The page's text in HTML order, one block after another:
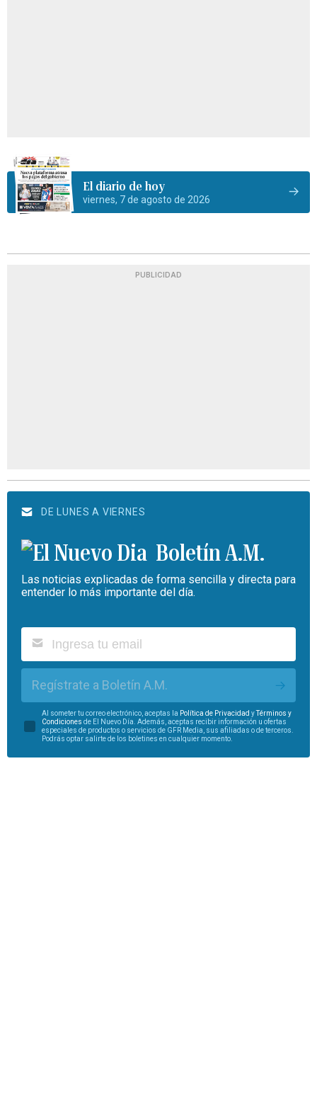
El diario de hoy
viernes, 7 de agosto de 2026
PUBLICIDAD
DE LUNES A VIERNES
Boletín A.M.
Las noticias explicadas de forma sencilla y directa para
entender lo más importante del día.
Regístrate a Boletín A.M.
Al someter tu correo electrónico, aceptas la Política de Privacidad yTérminos y
Condiciones de El Nuevo Día. Además, aceptas recibir información u ofertas
especiales de productos o servicios de GFR Media, sus afiliadas o de terceros.
Podrás optar salirte de los boletines en cualquier momento.